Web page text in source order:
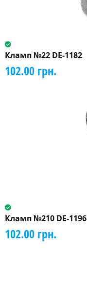
Кламп №22 DE-1182
102.00 грн.
Кламп №210 DE-1196
102.00 грн.